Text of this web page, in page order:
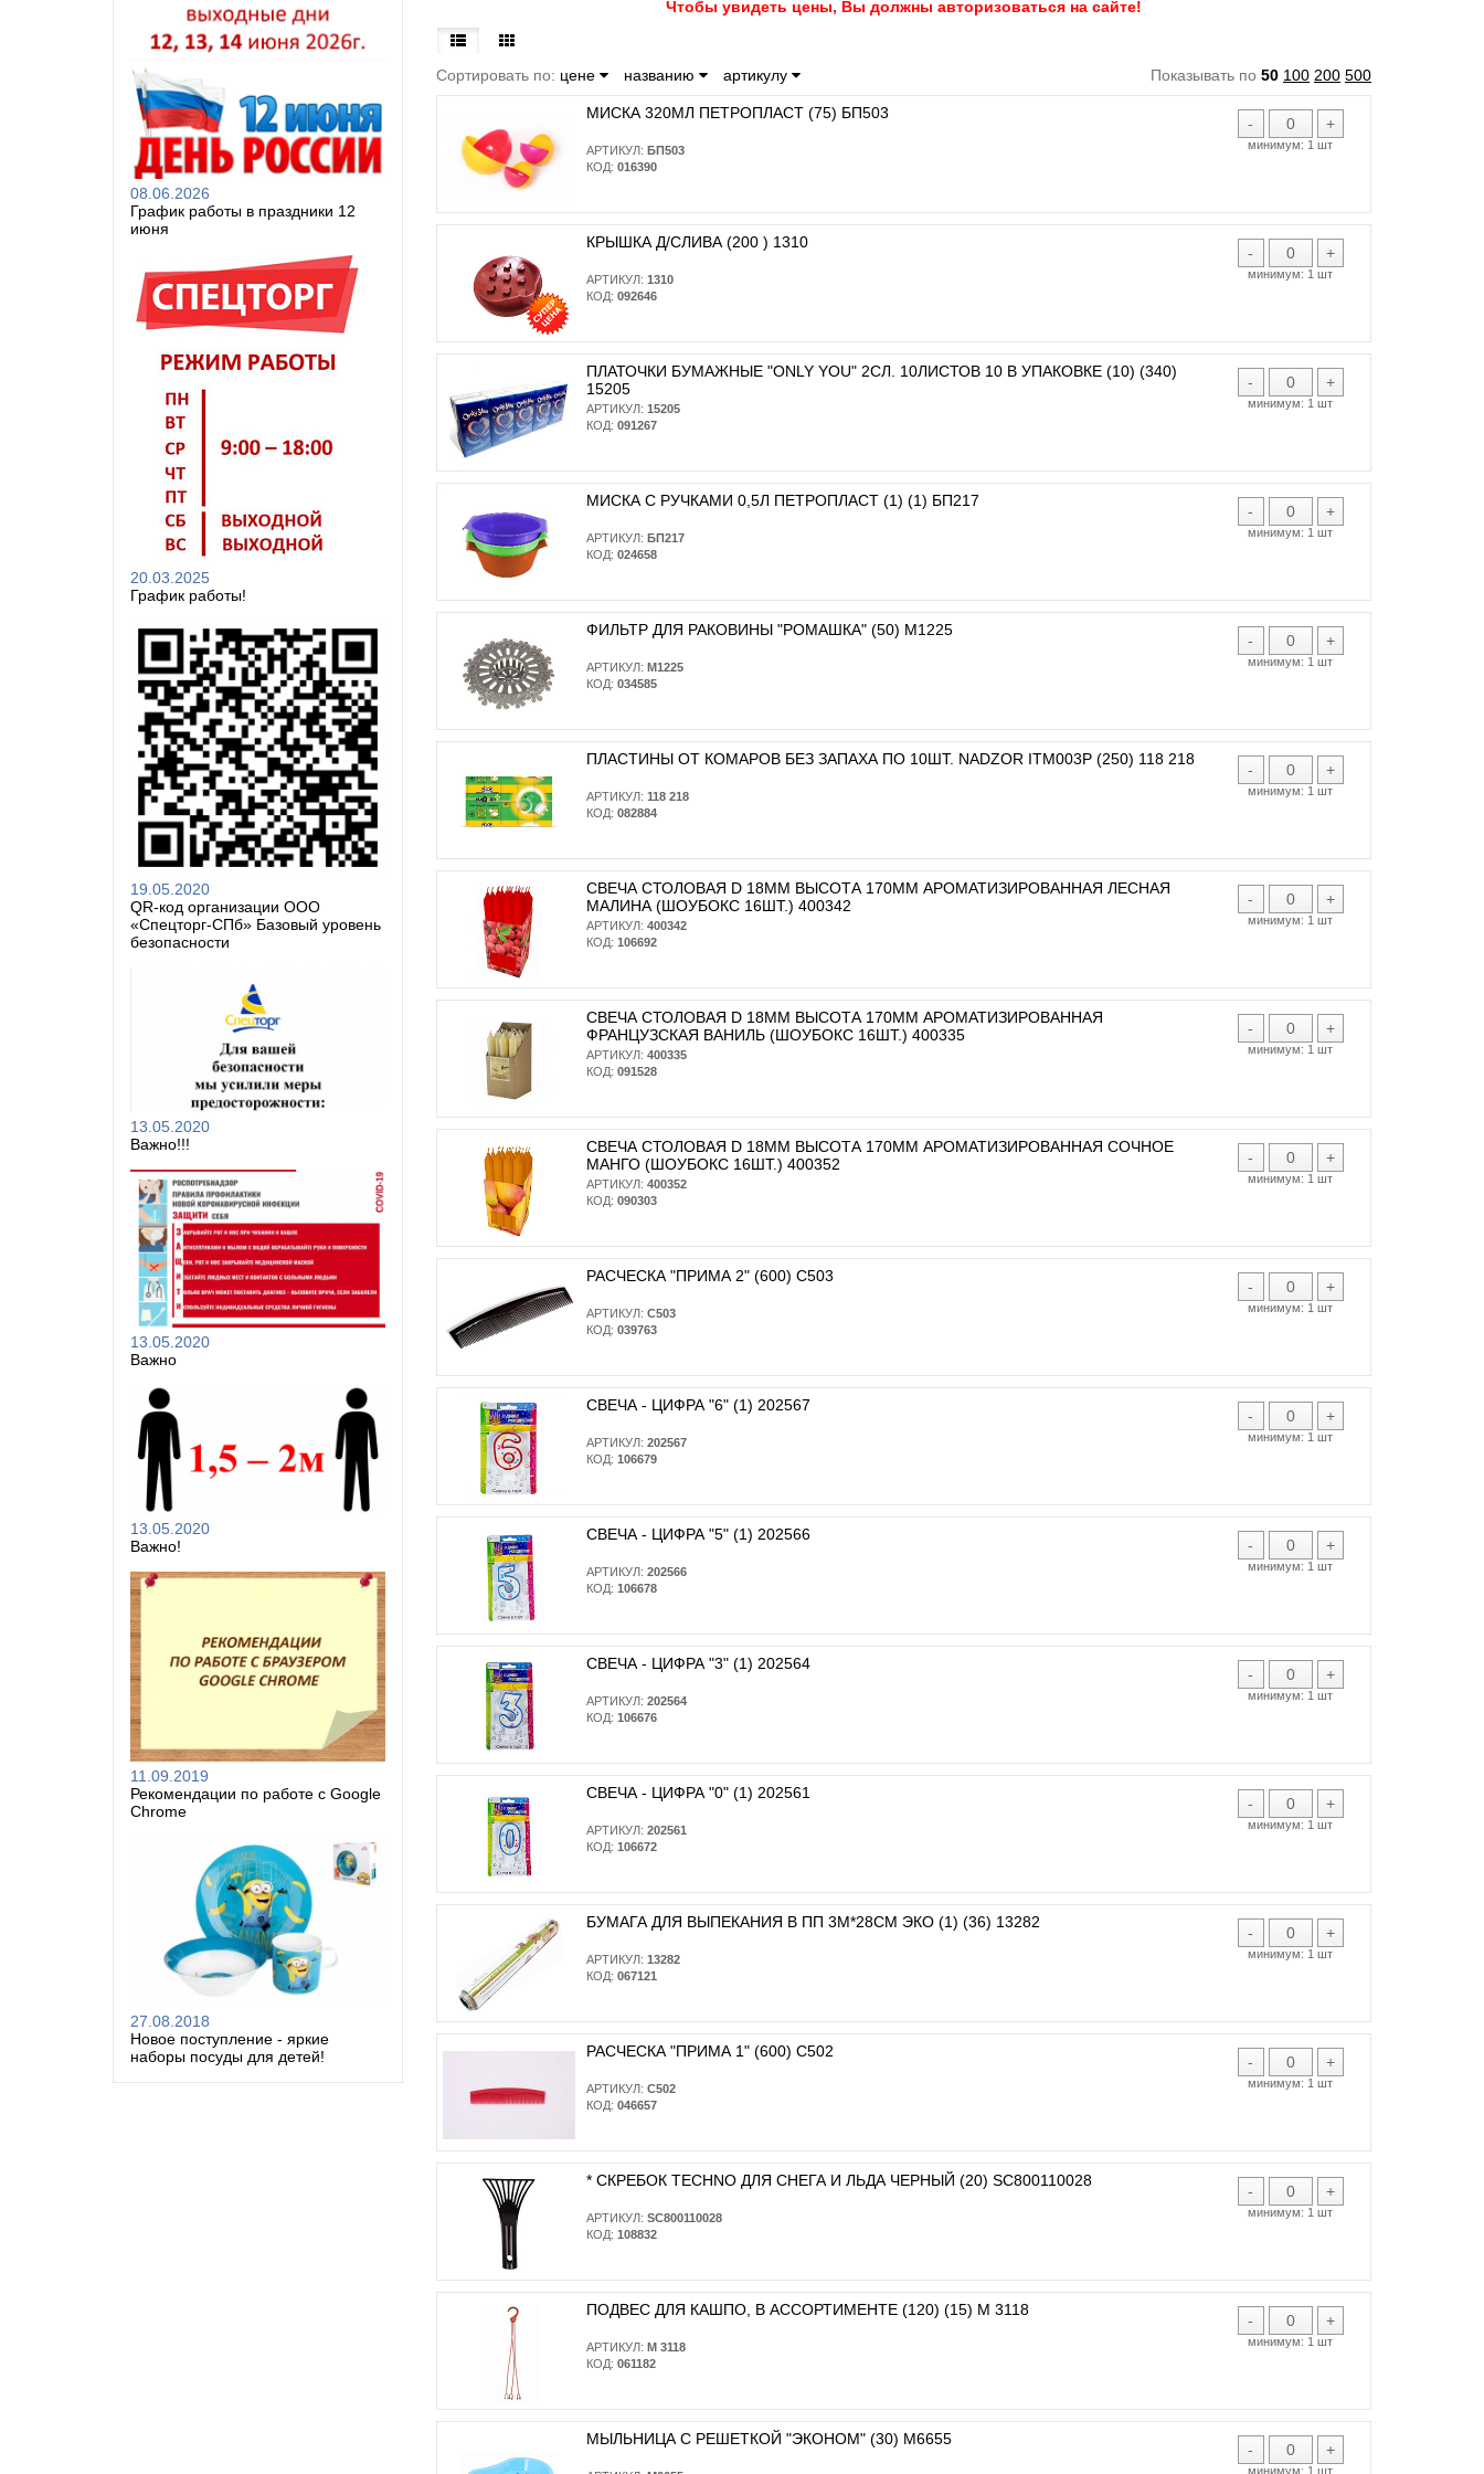
08.06.2026
График работы в праздники 12
июня
20.03.2025
График работы!
19.05.2020
QR-код организации ООО
«Спецторг-СПб» Базовый уровень
безопасности
13.05.2020
Важно!!!
13.05.2020
Важно
13.05.2020
Важно!
11.09.2019
Рекомендации по работе с Google
Chrome
27.08.2018
Новое поступление - яркие
наборы посуды для детей!
Чтобы увидеть цены, Вы должны авторизоваться на сайте!
Сортировать по: цене названию артикулу Показывать по 50 100 200 500
- +
минимум: 1 шт
МИСКА 320МЛ ПЕТРОПЛАСТ (75) БП503
АРТИКУЛ: БП503
КОД: 016390
- +
минимум: 1 шт
КРЫШКА Д/СЛИВА (200 ) 1310
АРТИКУЛ: 1310
КОД: 092646
- +
минимум: 1 шт
ПЛАТОЧКИ БУМАЖНЫЕ "ONLY YOU" 2СЛ. 10ЛИСТОВ 10 В УПАКОВКЕ (10) (340)
15205
АРТИКУЛ: 15205
КОД: 091267
- +
минимум: 1 шт
МИСКА С РУЧКАМИ 0,5Л ПЕТРОПЛАСТ (1) (1) БП217
АРТИКУЛ: БП217
КОД: 024658
- +
минимум: 1 шт
ФИЛЬТР ДЛЯ РАКОВИНЫ "РОМАШКА" (50) М1225
АРТИКУЛ: М1225
КОД: 034585
- +
минимум: 1 шт
ПЛАСТИНЫ ОТ КОМАРОВ БЕЗ ЗАПАХА ПО 10ШТ. NADZOR ITM003P (250) 118 218
АРТИКУЛ: 118 218
КОД: 082884
- +
минимум: 1 шт
СВЕЧА СТОЛОВАЯ D 18ММ ВЫСОТА 170ММ АРОМАТИЗИРОВАННАЯ ЛЕСНАЯ
МАЛИНА (ШОУБОКС 16ШТ.) 400342
АРТИКУЛ: 400342
КОД: 106692
- +
минимум: 1 шт
СВЕЧА СТОЛОВАЯ D 18ММ ВЫСОТА 170ММ АРОМАТИЗИРОВАННАЯ
ФРАНЦУЗСКАЯ ВАНИЛЬ (ШОУБОКС 16ШТ.) 400335
АРТИКУЛ: 400335
КОД: 091528
- +
минимум: 1 шт
СВЕЧА СТОЛОВАЯ D 18ММ ВЫСОТА 170ММ АРОМАТИЗИРОВАННАЯ СОЧНОЕ
МАНГО (ШОУБОКС 16ШТ.) 400352
АРТИКУЛ: 400352
КОД: 090303
- +
минимум: 1 шт
РАСЧЕСКА "ПРИМА 2" (600) С503
АРТИКУЛ: С503
КОД: 039763
- +
минимум: 1 шт
СВЕЧА - ЦИФРА "6" (1) 202567
АРТИКУЛ: 202567
КОД: 106679
- +
минимум: 1 шт
СВЕЧА - ЦИФРА "5" (1) 202566
АРТИКУЛ: 202566
КОД: 106678
- +
минимум: 1 шт
СВЕЧА - ЦИФРА "3" (1) 202564
АРТИКУЛ: 202564
КОД: 106676
- +
минимум: 1 шт
СВЕЧА - ЦИФРА "0" (1) 202561
АРТИКУЛ: 202561
КОД: 106672
- +
минимум: 1 шт
БУМАГА ДЛЯ ВЫПЕКАНИЯ В ПП 3М*28СМ ЭКО (1) (36) 13282
АРТИКУЛ: 13282
КОД: 067121
- +
минимум: 1 шт
РАСЧЕСКА "ПРИМА 1" (600) С502
АРТИКУЛ: С502
КОД: 046657
- +
минимум: 1 шт
* CКРЕБОК TECHNO ДЛЯ СНЕГА И ЛЬДА ЧЕРНЫЙ (20) SC800110028
АРТИКУЛ: SC800110028
КОД: 108832
- +
минимум: 1 шт
ПОДВЕС ДЛЯ КАШПО, В АССОРТИМЕНТЕ (120) (15) М 3118
АРТИКУЛ: М 3118
КОД: 061182
- +
минимум: 1 шт
МЫЛЬНИЦА С РЕШЕТКОЙ "ЭКОНОМ" (30) М6655